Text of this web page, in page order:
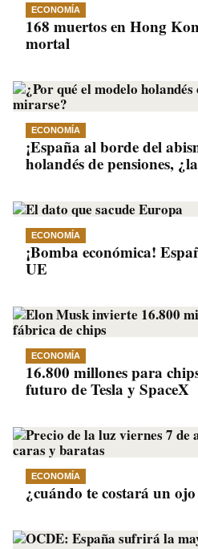
ECONOMÍA
168 muertos en Hong
mortal
ECONOMÍA
¡España al borde del
holandés de pensiones,
ECONOMÍA
¡Bomba económica!
UE
ECONOMÍA
16.800 millones para
futuro de Tesla y SpaceX
ECONOMÍA
¿cuándo te costará un